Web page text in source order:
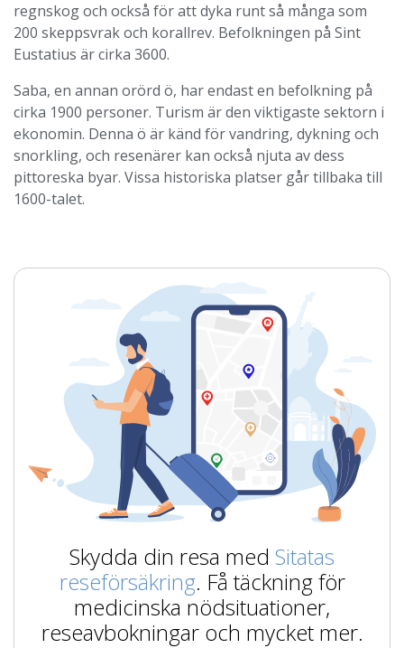
regnskog och också för att dyka runt så många som
200 skeppsvrak och korallrev. Befolkningen på Sint
Eustatius är cirka 3600.
Saba, en annan orörd ö, har endast en befolkning på
cirka 1900 personer. Turism är den viktigaste sektorn i
ekonomin. Denna ö är känd för vandring, dykning och
snorkling, och resenärer kan också njuta av dess
pittoreska byar. Vissa historiska platser går tillbaka till
1600-talet.
Skydda din resa med Sitatas
reseförsäkring. Få täckning för
medicinska nödsituationer,
reseavbokningar och mycket mer.